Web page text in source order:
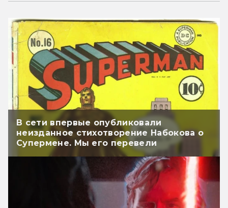
В сети впервые опубликовали
неизданное стихотворение Набокова о
Супермене. Мы его перевели